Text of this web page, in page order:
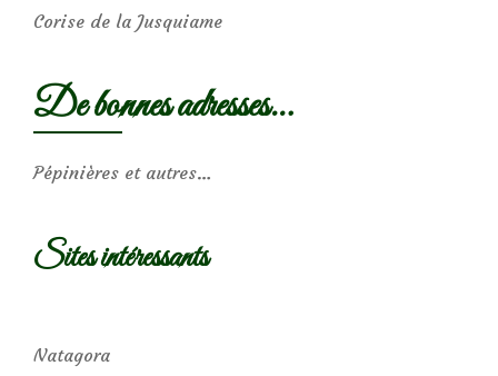
Corise de la Jusquiame
De bonnes adresses…
Pépinières et autres…
Sites intéressants
Natagora